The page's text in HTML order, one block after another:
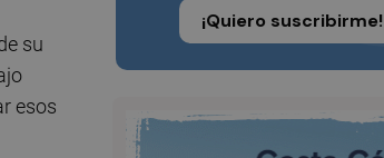
¡Quiero suscribirme!
su
esos